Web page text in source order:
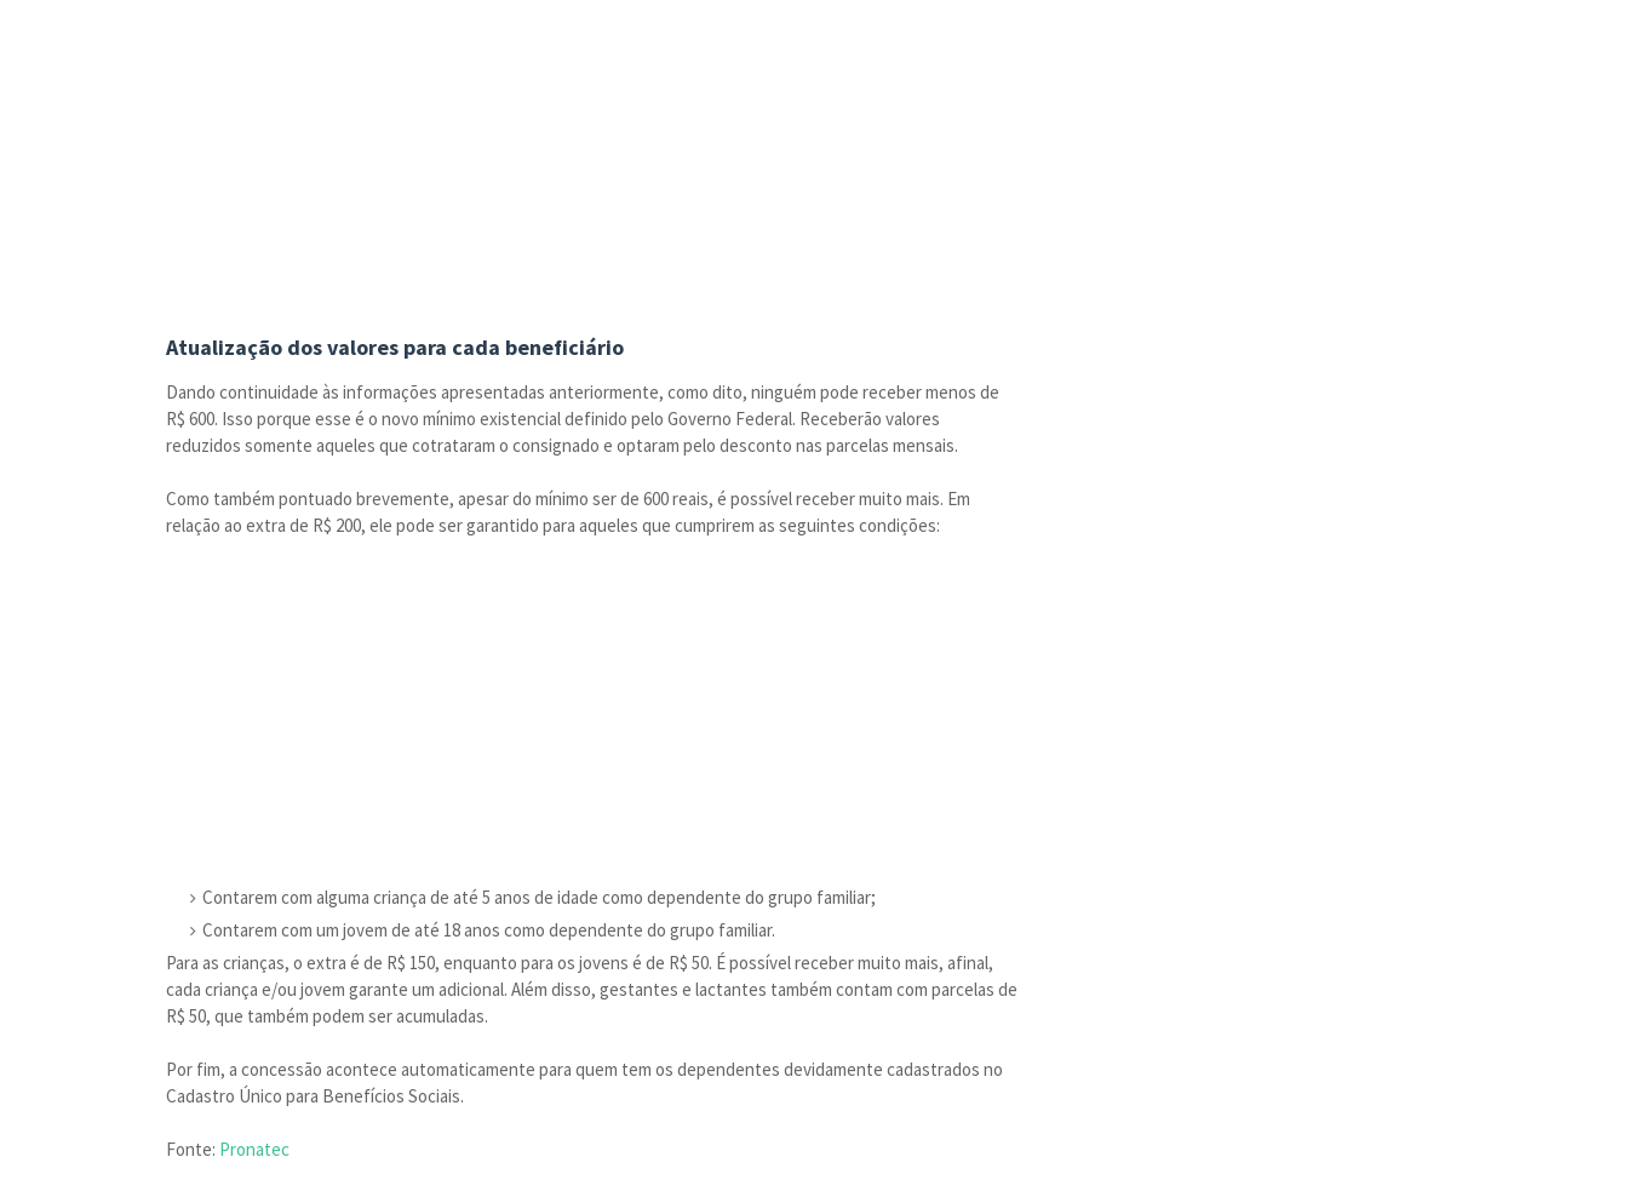
Atualização dos valores para cada beneficiário
Dando continuidade às informações apresentadas anteriormente, como dito, ninguém pode receber menos de
R$ 600. Isso porque esse é o novo mínimo existencial definido pelo Governo Federal. Receberão valores
reduzidos somente aqueles que cotrataram o consignado e optaram pelo desconto nas parcelas mensais.
Como também pontuado brevemente, apesar do mínimo ser de 600 reais, é possível receber muito mais. Em
relação ao extra de R$ 200, ele pode ser garantido para aqueles que cumprirem as seguintes condições:
Contarem com alguma criança de até 5 anos de idade como dependente do grupo familiar;
Contarem com um jovem de até 18 anos como dependente do grupo familiar.
Para as crianças, o extra é de R$ 150, enquanto para os jovens é de R$ 50. É possível receber muito mais, afinal,
cada criança e/ou jovem garante um adicional. Além disso, gestantes e lactantes também contam com parcelas de
R$ 50, que também podem ser acumuladas.
Por fim, a concessão acontece automaticamente para quem tem os dependentes devidamente cadastrados no
Cadastro Único para Benefícios Sociais.
Fonte: Pronatec